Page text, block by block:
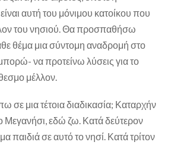
αυτή του μόνιμου κατοίκου που
του νησιού. Θα προσπαθήσω
θέμα μια σύντομη αναδρομή στο
να προτείνω λύσεις για το
μέλλον.
σε μια τέτοια διαδικασία; Καταρχήν
Μεγανήσι, εδώ ζω. Κατά δεύτερον
παιδιά σε αυτό το νησί. Κατά τρίτον